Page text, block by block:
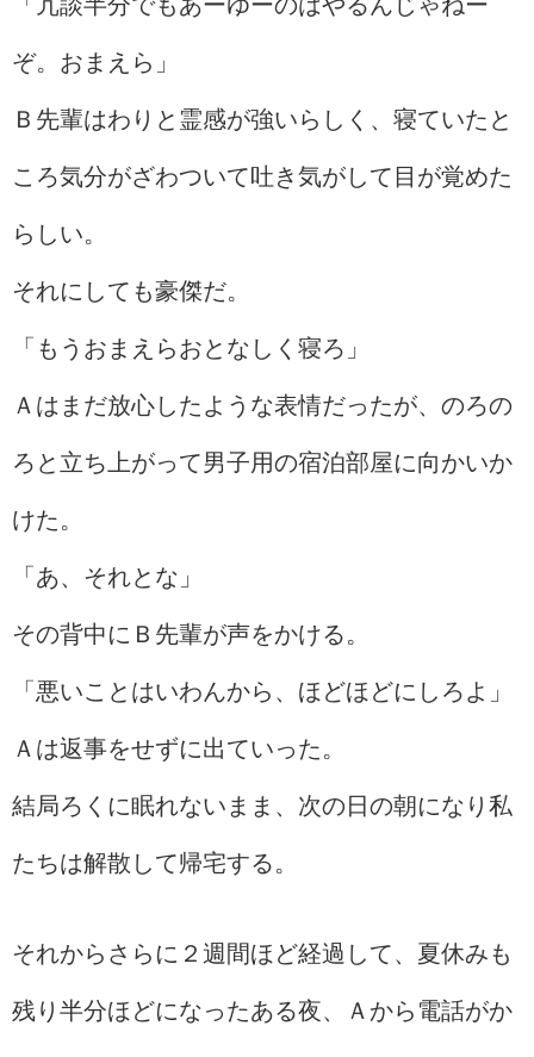
ぞ。おまえら」
Ｂ先輩はわりと霊感が強いらしく、寝ていたと
ころ気分がざわついて吐き気がして目が覚めた
らしい。
それにしても豪傑だ。
「もうおまえらおとなしく寝ろ」
Ａはまだ放心したような表情だったが、のろの
ろと立ち上がって男子用の宿泊部屋に向かいか
けた。
「あ、それとな」
その背中にＢ先輩が声をかける。
「悪いことはいわんから、ほどほどにしろよ」
Ａは返事をせずに出ていった。
結局ろくに眠れないまま、次の日の朝になり私
たちは解散して帰宅する。
それからさらに２週間ほど経過して、夏休みも
残り半分ほどになったある夜、Ａから電話がか